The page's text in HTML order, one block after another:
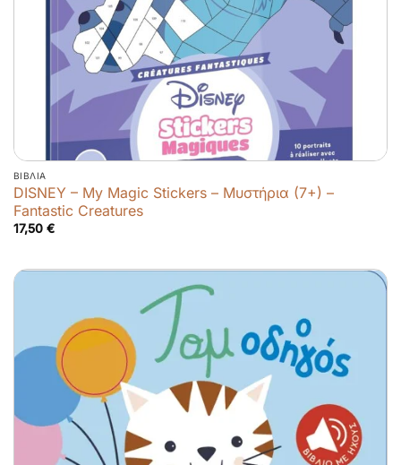
ΒΙΒΛΊΑ
DISNEY – My Magic Stickers – Μυστήρια (7+) –
Fantastic Creatures
17,50 €